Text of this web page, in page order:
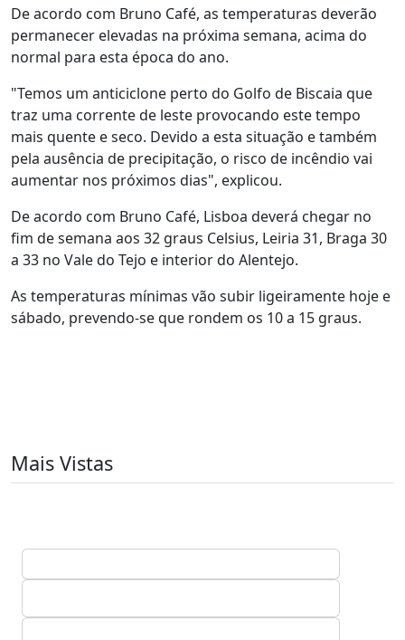
De acordo com Bruno Café, as temperaturas deverão
permanecer elevadas na próxima semana, acima do
normal para esta época do ano.
"Temos um anticiclone perto do Golfo de Biscaia que
traz uma corrente de leste provocando este tempo
mais quente e seco. Devido a esta situação e também
pela ausência de precipitação, o risco de incêndio vai
aumentar nos próximos dias", explicou.
De acordo com Bruno Café, Lisboa deverá chegar no
fim de semana aos 32 graus Celsius, Leiria 31, Braga 30
a 33 no Vale do Tejo e interior do Alentejo.
As temperaturas mínimas vão subir ligeiramente hoje e
sábado, prevendo-se que rondem os 10 a 15 graus.
Mais Vistas